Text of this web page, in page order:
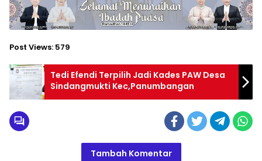
Post Views: 579
Tedi Efendi Terpilih Jadi Kades PAW Desa
Sindangmukti Kec,Panumbangan
Tambah Komentar